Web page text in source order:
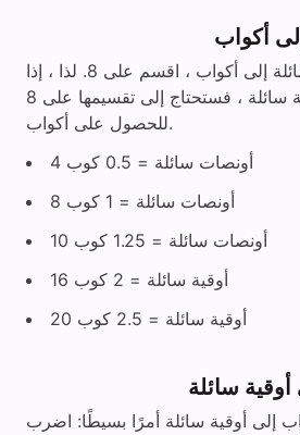
أكواب
للتحويل من أونصات سائلة إلى أكواب ، اقسم على 8. لذا ، إذا
كان لديك 128 أوقية سائلة ، فستحتاج إلى تقسيمها على 8
للحصول على أكواب.
4 أونصات سائلة = 0.5 كوب
8 أونصات سائلة = 1 كوب
10 أونصات سائلة = 1.25 كوب
16 أوقية سائلة = 2 كوب
20 أوقية سائلة = 2.5 كوب
سائلة
إلى أوقية سائلة أمرًا بسيطًا: اضرب